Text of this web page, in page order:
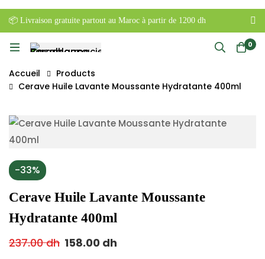
📦 Livraison gratuite partout au Maroc à partir de 1200 dh
0
Accueil
Products
Cerave Huile Lavante Moussante Hydratante 400ml
-33%
Cerave Huile Lavante Moussante
Hydratante 400ml
237.00dh 158.00 dh